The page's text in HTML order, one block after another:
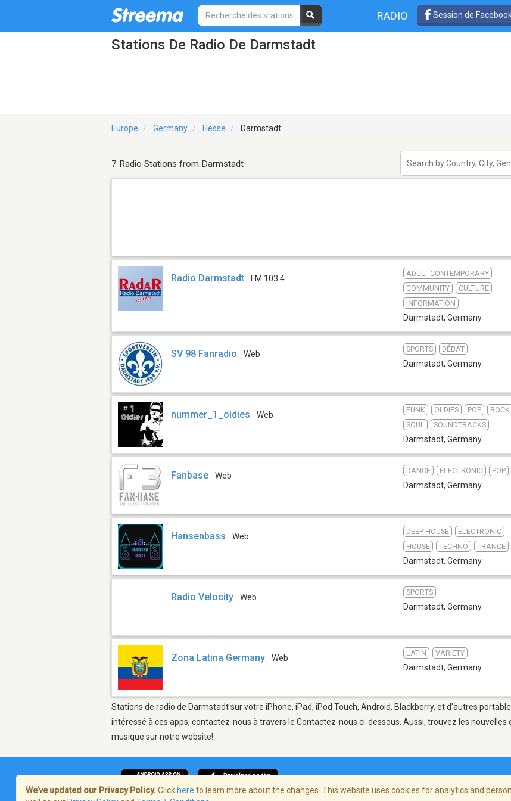
RADIO Session de
Stations De Radio De Darmstadt
Europe Germany Hesse Darmstadt
7 Radio Stations from Darmstadt
Radio Darmstadt FM 103.4
ADULT CONTEMPORARY
COMMUNITY
CULTURE
INFORMATION
Darmstadt, Germany
SV 98 Fanradio Web
SPORTS DÉBAT
Darmstadt, Germany
nummer_1_oldies Web
FUNK OLDIES POP
ROCK
SOUL
SOUNDTRACKS
Darmstadt, Germany
Fanbase Web
DANCE ELECTRONIC POP
Darmstadt, Germany
Hansenbass Web
DEEP HOUSE
ELECTRONIC
HOUSE
TECHNO TRANCE
Darmstadt, Germany
Radio Velocity Web
SPORTS
Darmstadt, Germany
Zona Latina Germany Web
LATIN VARIETY
Darmstadt, Germany
Stations de radio de Darmstadt sur votre iPhone, iPad, iPod Touch, Android, Blackberry, et d'autres
intéressé à ces apps, contactez-nous à travers le Contactez-nous ci-dessous. Aussi, trouvez les nouvelles
musique sur notre website!
We’ve updated our Privacy Policy. Click here to learn more about the changes. This website uses cookies for analytics and